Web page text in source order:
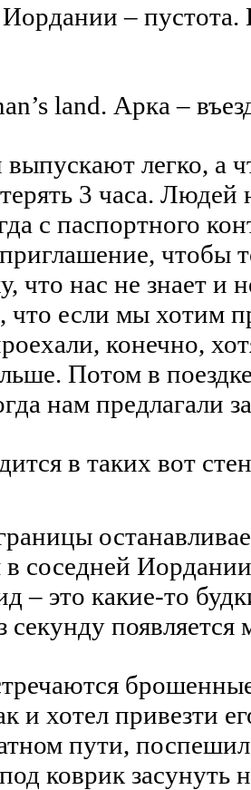
–
land. Арка –
легко, а
3 часа. Людей
с паспортного
чтобы
что нас не знает и
что если мы хотим
конечно,
Потом в
нам предлагали
в таких вот
соседней
– это какие-то
секунду
и хотел привезти
пути,
коврик засунуть